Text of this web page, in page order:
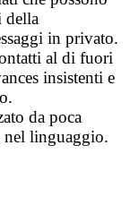
della
in privato.
al di fuori
insistenti e
da poca
nel linguaggio.